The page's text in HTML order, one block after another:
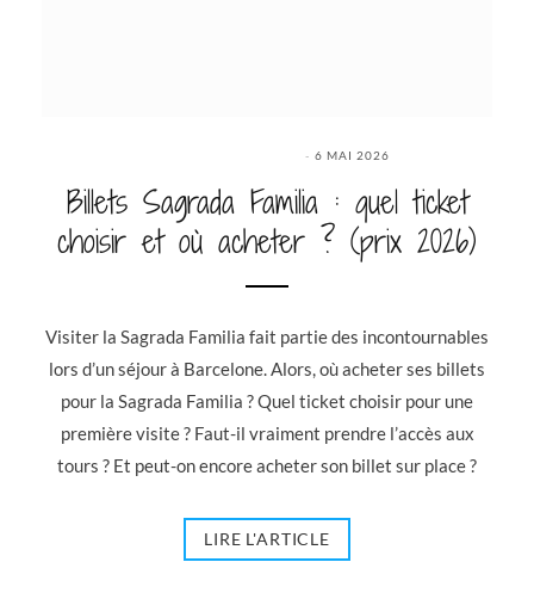
6 MAI 2026
Billets Sagrada Familia : quel ticket
choisir et où acheter ? (prix 2026)
Visiter la Sagrada Familia fait partie des incontournables
lors d’un séjour à Barcelone. Alors, où acheter ses billets
pour la Sagrada Familia ? Quel ticket choisir pour une
première visite ? Faut-il vraiment prendre l’accès aux
tours ? Et peut-on encore acheter son billet sur place ?
LIRE L'ARTICLE